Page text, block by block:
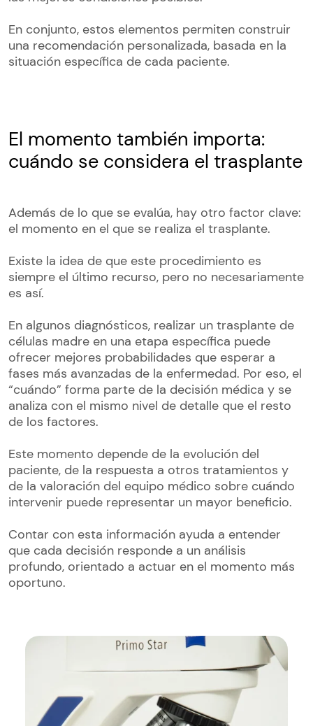
En conjunto, estos elementos permiten construir
una recomendación personalizada, basada en la
situación específica de cada paciente.
El momento también importa:
cuándo se considera el trasplante
Además de lo que se evalúa, hay otro factor clave:
el momento en el que se realiza el trasplante.
Existe la idea de que este procedimiento es
siempre el último recurso, pero no necesariamente
es así.
En algunos diagnósticos, realizar un trasplante de
células madre en una etapa específica puede
ofrecer mejores probabilidades que esperar a
fases más avanzadas de la enfermedad. Por eso, el
“cuándo” forma parte de la decisión médica y se
analiza con el mismo nivel de detalle que el resto
de los factores.
Este momento depende de la evolución del
paciente, de la respuesta a otros tratamientos y
de la valoración del equipo médico sobre cuándo
intervenir puede representar un mayor beneficio.
Contar con esta información ayuda a entender
que cada decisión responde a un análisis
profundo, orientado a actuar en el momento más
oportuno.